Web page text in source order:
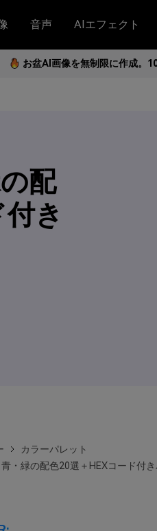
音声 AIエフェクト
お盆AI画像を無制限に作成。
配
き
カラーパレット
・緑の配色20選＋HEXコード付